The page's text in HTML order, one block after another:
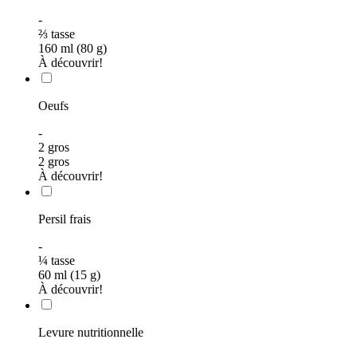
-
⅔ tasse
160 ml (80 g)
À découvrir!
Oeufs
-
2 gros
2 gros
À découvrir!
Persil frais
-
¼ tasse
60 ml (15 g)
À découvrir!
Levure nutritionnelle